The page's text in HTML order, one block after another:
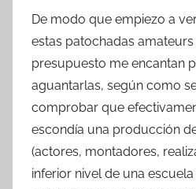
De modo que empiezo a
estas patochadas
presupuesto me encantan
aguantarlas, según como
comprobar que
escondía una producción
(actores, montadores,
inferior nivel de una